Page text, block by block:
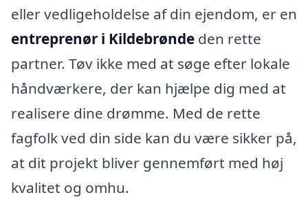
eller vedligeholdelse af din ejendom, er en
entreprenør i Kildebrønde den rette
partner. Tøv ikke med at søge efter lokale
håndværkere, der kan hjælpe dig med at
realisere dine drømme. Med de rette
fagfolk ved din side kan du være sikker på,
at dit projekt bliver gennemført med høj
kvalitet og omhu.